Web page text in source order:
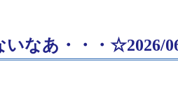
なあ・・・☆2026/